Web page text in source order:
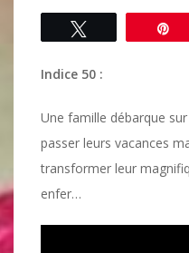
Indice 50 :
Une famille débarque
passer leurs vacances
transformer leur
enfer…